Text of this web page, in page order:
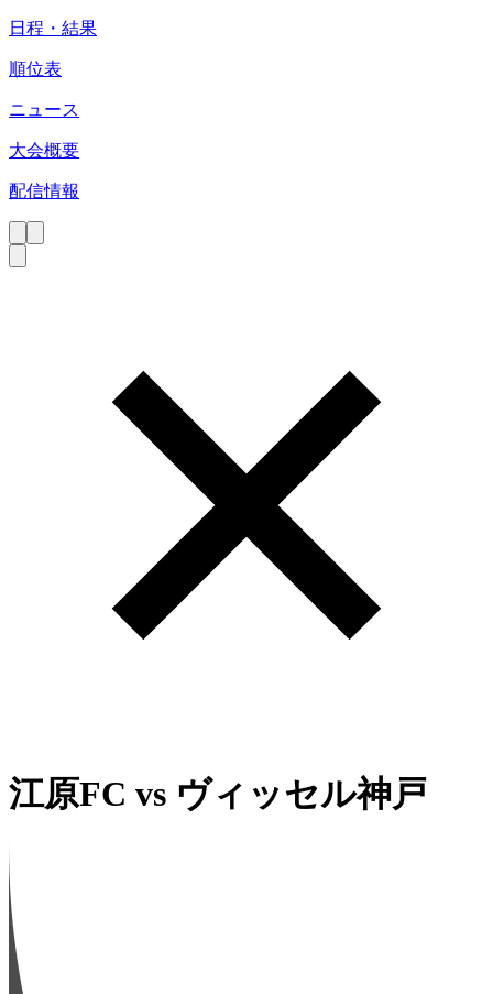
日程・結果
順位表
ニュース
大会概要
配信情報
江原FC vs ヴィッセル神戸